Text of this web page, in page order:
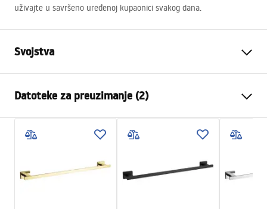
uživajte u savršeno uređenoj kupaonici svakog dana.
Svojstva
Materijal
Metal
Način montaže
Na vijke
Širina
640
Dubina
70mm
Datoteke za preuzimanje (2)
Sigurnosne informacije